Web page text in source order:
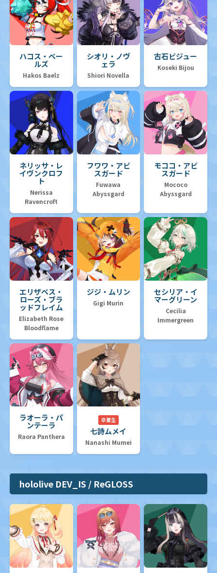
ハコス・ベー
ルズ
Hakos Baelz
シオリ・ノヴ
ェラ
Shiori Novella
古石ビジュー
Koseki Bijou
ネリッサ・レ
イヴンクロフ
ト
Nerissa
Ravencroft
フワワ・アビ
スガード
Fuwawa
Abyssgard
モココ・アビ
スガード
Mococo
Abyssgard
エリザベス・
ローズ・ブラ
ッドフレイム
Elizabeth Rose
Bloodflame
ジジ・ムリン
Gigi Murin
セシリア・イ
マーグリーン
Cecilia
Immergreen
ラオーラ・パ
ンテーラ
Raora Panthera
卒業生
七詩ムメイ
Nanashi Mumei
hololive DEV_IS / ReGLOSS